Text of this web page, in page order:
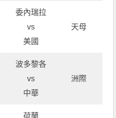
委內瑞拉
vs
美國
天母
波多黎各
vs
中華
洲際
荷蘭